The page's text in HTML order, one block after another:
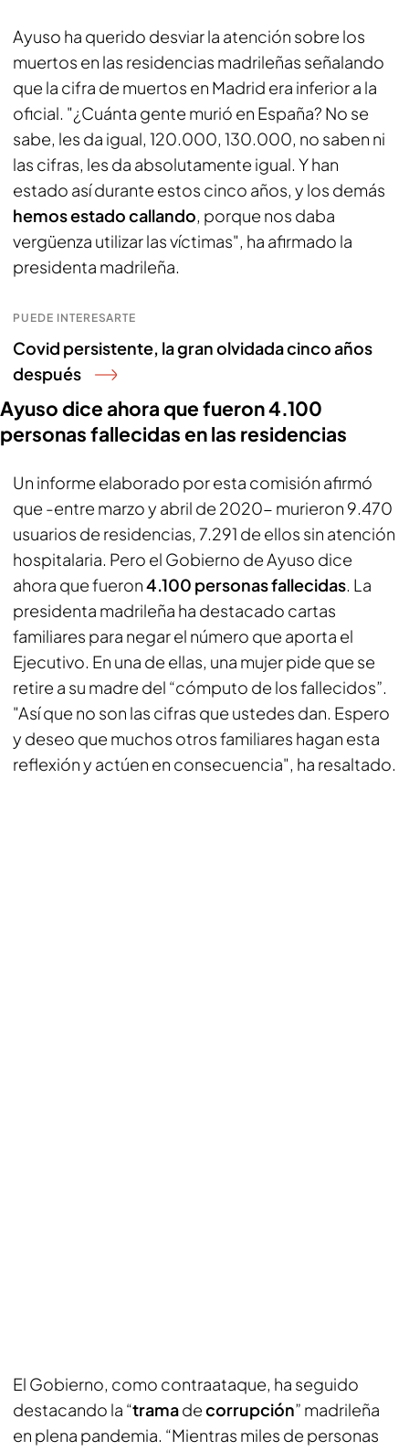
Ayuso ha querido desviar la atención sobre los
muertos en las residencias madrileñas señalando
que la cifra de muertos en Madrid era inferior a la
oficial. "¿Cuánta gente murió en España? No se
sabe, les da igual, 120.000, 130.000, no saben ni
las cifras, les da absolutamente igual. Y han
estado así durante estos cinco años, y los demás
hemos estado callando, porque nos daba
vergüenza utilizar las víctimas", ha afirmado la
presidenta madrileña.
PUEDE INTERESARTE
Covid persistente, la gran olvidada cinco años
después
Ayuso dice ahora que fueron 4.100
personas fallecidas en las residencias
Un informe elaborado por esta comisión afirmó
que -entre marzo y abril de 2020- murieron 9.470
usuarios de residencias, 7.291 de ellos sin atención
hospitalaria. Pero el Gobierno de Ayuso dice
ahora que fueron4.100 personas fallecidas. La
presidenta madrileña ha destacado cartas
familiares para negar el número que aporta el
Ejecutivo. En una de ellas, una mujer pide que se
retire a su madre del “cómputo de los fallecidos”.
"Así que no son las cifras que ustedes dan. Espero
y deseo que muchos otros familiares hagan esta
reflexión y actúen en consecuencia", ha resaltado.
El Gobierno, como contraataque, ha seguido
destacando la “tramadecorrupción” madrileña
en plena pandemia. “Mientras miles de personas